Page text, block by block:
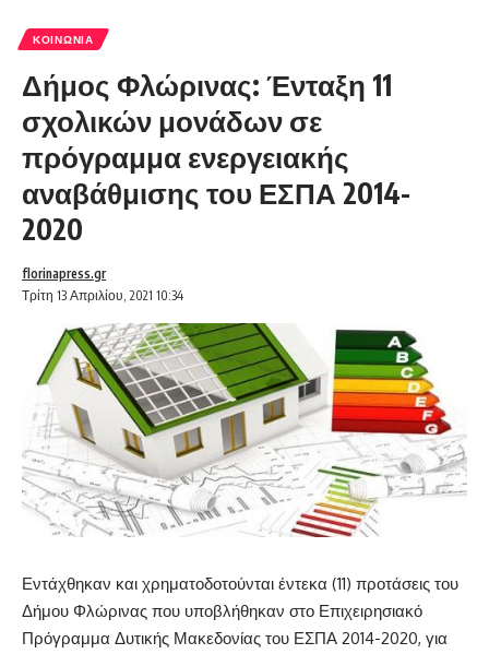
ΚΟΙΝΩΝΊΑ
Δήμος Φλώρινας: Ένταξη 11
σχολικών μονάδων σε
πρόγραμμα ενεργειακής
αναβάθμισης του ΕΣΠΑ 2014-
2020
Τρίτη 13 Απριλίου, 2021 10:34
florinapress.gr
Εντάχθηκαν και χρηματοδοτούνται έντεκα (11) προτάσεις του
Δήμου Φλώρινας που υποβλήθηκαν στο Επιχειρησιακό
Πρόγραμμα Δυτικής Μακεδονίας του ΕΣΠΑ 2014-2020, για